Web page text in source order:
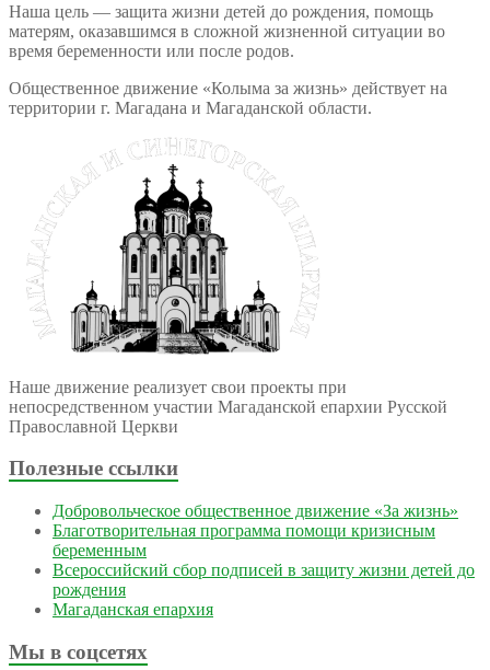
Наша цель — защита жизни детей до рождения, помощь
матерям, оказавшимся в сложной жизненной ситуации во
время беременности или после родов.
Общественное движение «Колыма за жизнь» действует на
территории г. Магадана и Магаданской области.
Наше движение реализует свои проекты при
непосредственном участии Магаданской епархии Русской
Православной Церкви
Полезные ссылки
Добровольческое общественное движение «За жизнь»
Благотворительная программа помощи кризисным
беременным
Всероссийский сбор подписей в защиту жизни детей до
рождения
Магаданская епархия
Мы в соцсетях